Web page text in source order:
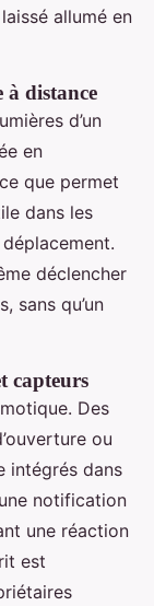
allumé en
à distance
d’un
en
que permet
dans les
déclencher
sans qu’un
capteurs
Des
ou
intégrés dans
notification
une réaction
est